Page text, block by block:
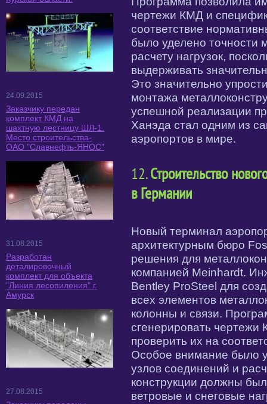
чертежи КМД и
соответствие
было уделено точности
расчету нагрузок,
выдерживать
Это значительно
монтажа
успешной реализации
Ханэда стал одним из
аэропортов в мире.
12.Строительство
в Германии
Новый терминал
архитектурным бюро
решения для
компанией Meinhardt.
Bentley ProSteel для
всех элементов
колонны и связи.
сгенерировать
проверить их на
Особое внимание было
узлов соединений и
конструкции должны
ветровые и снеговые
24.09.2015
Заказчику передан
комплект КМД на
шахтную лестницу ШЛ-1.
Место строительства-
ОАО "Славнефть-ЯНОС"
31.08.2015
Разработан
деталировочный
комплект для объекта
"Линия лесопиления" г.
Амурск
27.08.2015